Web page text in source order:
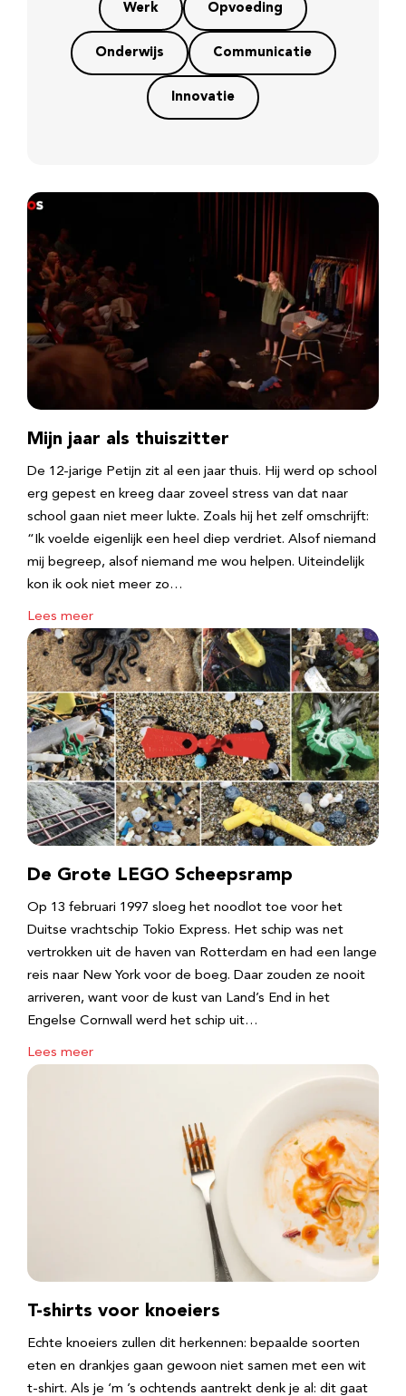
Werk Opvoeding
Onderwijs Communicatie
Innovatie
Mijn jaar als thuiszitter
De 12-jarige Petijn zit al een jaar thuis. Hij werd op school
erg gepest en kreeg daar zoveel stress van dat naar
school gaan niet meer lukte. Zoals hij het zelf omschrijft:
“Ik voelde eigenlijk een heel diep verdriet. Alsof niemand
mij begreep, alsof niemand me wou helpen. Uiteindelijk
kon ik ook niet meer zo…
Lees meer
De Grote LEGO Scheepsramp
Op 13 februari 1997 sloeg het noodlot toe voor het
Duitse vrachtschip Tokio Express. Het schip was net
vertrokken uit de haven van Rotterdam en had een lange
reis naar New York voor de boeg. Daar zouden ze nooit
arriveren, want voor de kust van Land’s End in het
Engelse Cornwall werd het schip uit…
Lees meer
T-shirts voor knoeiers
Echte knoeiers zullen dit herkennen: bepaalde soorten
eten en drankjes gaan gewoon niet samen met een wit
t-shirt. Als je ‘m ’s ochtends aantrekt denk je al: dit gaat